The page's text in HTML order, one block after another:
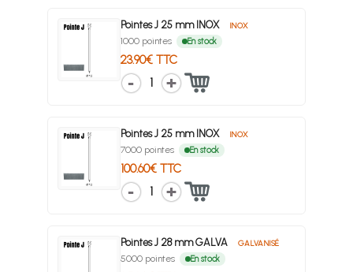
Pointes J 25 mm INOX INOX
1000 pointes En stock
23.90€ TTC
1
Pointes J 25 mm INOX INOX
7000 pointes En stock
100.60€ TTC
1
Pointes J 28 mm GALVA GALVANISÉ
5000 pointes En stock